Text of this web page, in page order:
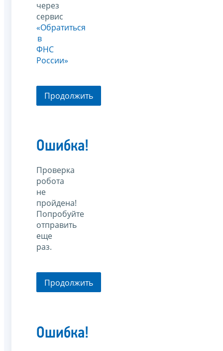
через
сервис
«Обратиться
в
ФНС
России»
Продолжить
Ошибка!
Проверка
робота
не
пройдена!
Попробуйте
отправить
еще
раз.
Продолжить
Ошибка!